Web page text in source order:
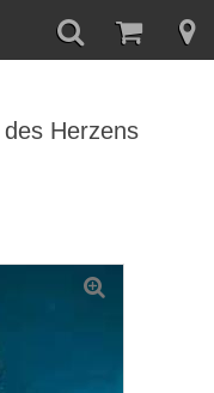
Herzens